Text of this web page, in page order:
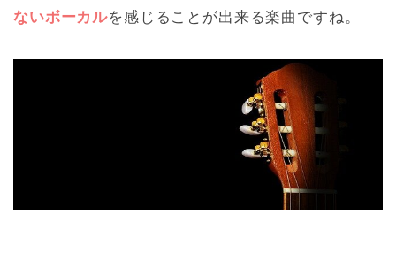
ないボーカルを感じることが出来る楽曲ですね。